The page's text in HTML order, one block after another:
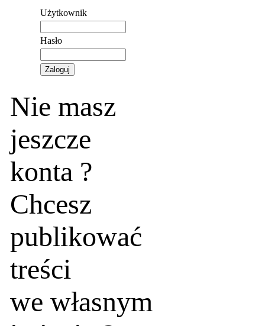
Użytkownik
Hasło
Nie masz
jeszcze
konta ?
Chcesz
publikować
treści
we własnym